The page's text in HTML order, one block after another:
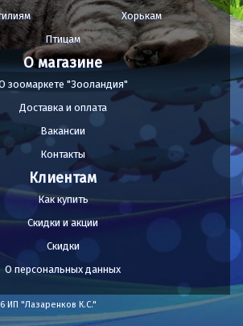
Хорькам
Птицам
О магазине
зоомаркете "Зооландия"
Доставка и оплата
Вакансии
Контакты
Клиентам
Как купить
Скидки и акции
Скидки
О персональных данных
ИП "Лазаренков К.С."